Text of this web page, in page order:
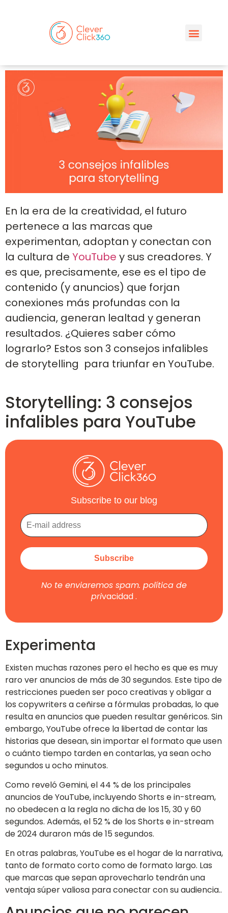
En la era de la creatividad, el futuro
pertenece a las marcas que
experimentan, adoptan y conectan con
la cultura de YouTube y sus creadores. Y
es que, precisamente, ese es el tipo de
contenido (y anuncios) que forjan
conexiones más profundas con la
audiencia, generan lealtad y generan
resultados. ¿Quieres saber cómo
lograrlo? Estos son 3 consejos infalibles
de storytelling para triunfar en YouTube.
Storytelling: 3 consejos
infalibles para YouTube
Subscribe to our blog
No te enviaremos spam. política de
privacidad.
Experimenta
Existen muchas razones pero el hecho es que es muy
raro ver anuncios de más de 30 segundos. Este tipo de
restricciones pueden ser poco creativas y obligar a
los copywriters a ceñirse a fórmulas probadas, lo que
resulta en anuncios que pueden resultar genéricos. Sin
embargo, YouTube ofrece la libertad de contar las
historias que desean, sin importar el formato que usen
o cuánto tiempo tarden en contarlas, ya sean ocho
segundos u ocho minutos.
Como reveló Gemini, el 44 % de los principales
anuncios de YouTube, incluyendo Shorts e in-stream,
no obedecen a la regla no dicha de los 15, 30 y 60
segundos. Además, el 52 % de los Shorts e in-stream
de 2024 duraron más de 15 segundos.
En otras palabras, YouTube es el hogar de la narrativa,
tanto de formato corto como de formato largo. Las
que marcas que sepan aprovecharlo tendrán una
ventaja súper valiosa para conectar con su audiencia..